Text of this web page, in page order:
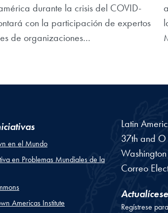
durante la crisis del COVID-
con la participación de expertos
de organizaciones…
en el Mundo
en Problemas Mundiales de la
Americas Institute
Latin
37th and
Washington
Correo
Actualícese
Regístrese